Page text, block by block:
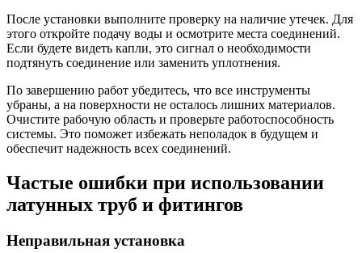
После установки выполните проверку на наличие утечек. Для
этого откройте подачу воды и осмотрите места соединений.
Если будете видеть капли, это сигнал о необходимости
подтянуть соединение или заменить уплотнения.
По завершению работ убедитесь, что все инструменты
убраны, а на поверхности не осталось лишних материалов.
Очистите рабочую область и проверьте работоспособность
системы. Это поможет избежать неполадок в будущем и
обеспечит надежность всех соединений.
Частые ошибки при использовании
латунных труб и фитингов
Неправильная установка